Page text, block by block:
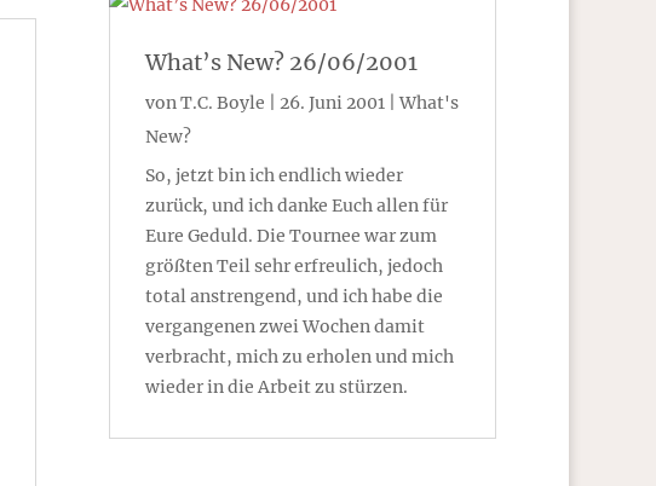
What’s New? 26/06/2001
vonT.C. Boyle 26. Juni 2001|What's
New?
So, jetzt bin ich endlich wieder
zurück, und ich danke Euch allen für
Eure Geduld. Die Tournee war zum
größten Teil sehr erfreulich, jedoch
total anstrengend, und ich habe die
vergangenen zwei Wochen damit
verbracht, mich zu erholen und mich
wieder in die Arbeit zu stürzen.